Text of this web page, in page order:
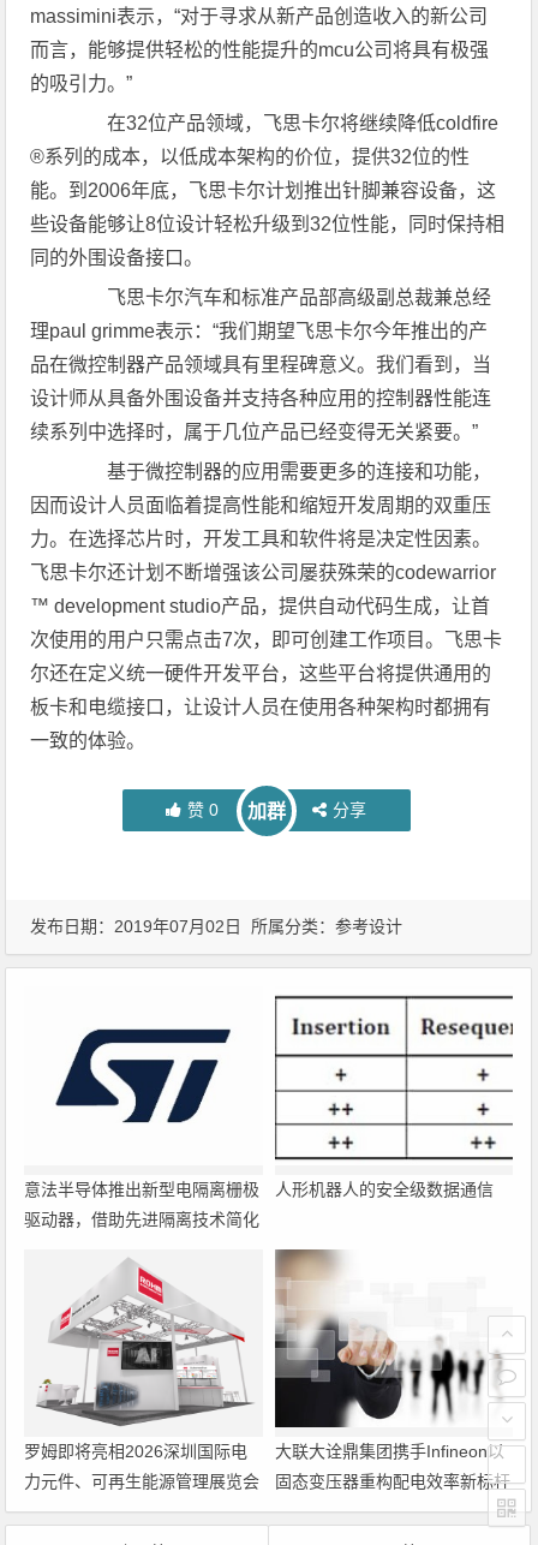
massimini表示，“对于寻求从新产品创造收入的新公司
而言，能够提供轻松的性能提升的mcu公司将具有极强
的吸引力。”
在32位产品领域，飞思卡尔将继续降低coldfire
®系列的成本，以低成本架构的价位，提供32位的性
能。到2006年底，飞思卡尔计划推出针脚兼容设备，这
些设备能够让8位设计轻松升级到32位性能，同时保持相
同的外围设备接口。
飞思卡尔汽车和标准产品部高级副总裁兼总经
理paul grimme表示：“我们期望飞思卡尔今年推出的产
品在微控制器产品领域具有里程碑意义。我们看到，当
设计师从具备外围设备并支持各种应用的控制器性能连
续系列中选择时，属于几位产品已经变得无关紧要。”
基于微控制器的应用需要更多的连接和功能，
因而设计人员面临着提高性能和缩短开发周期的双重压
力。在选择芯片时，开发工具和软件将是决定性因素。
飞思卡尔还计划不断增强该公司屡获殊荣的codewarrior
™ development studio产品，提供自动代码生成，让首
次使用的用户只需点击7次，即可创建工作项目。飞思卡
尔还在定义统一硬件开发平台，这些平台将提供通用的
板卡和电缆接口，让设计人员在使用各种架构时都拥有
一致的体验。
赞 0 加群 分享
发布日期：2019年07月02日 所属分类：参考设计
意法半导体推出新型电隔离栅极
驱动器，借助先进隔离技术简化
人形机器人的安全级数据通信
罗姆即将亮相2026深圳国际电
力元件、可再生能源管理展览会
暨研讨会
大联大诠鼎集团携手Infineon以
固态变压器重构配电效率新标杆